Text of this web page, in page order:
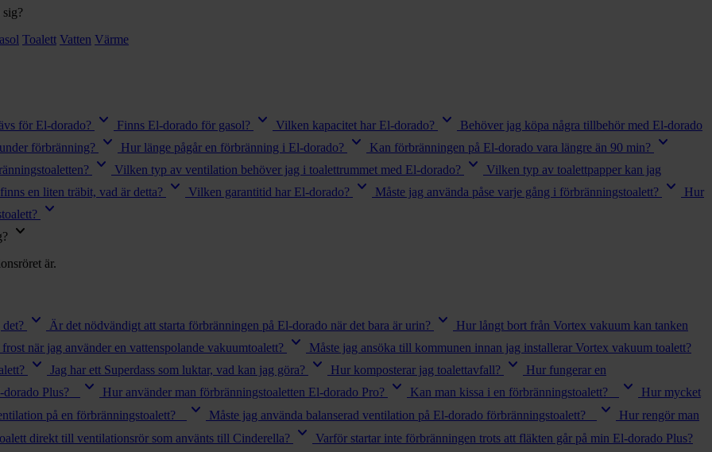
Toalett Vatten Värme
för El-dorado? keyboard_arrow_down Finns El-dorado för gasol? keyboard_arrow_down Vilken kapacitet har El-dorado? keyboard_arrow_down
Behöver jag köpa några tillbehör med El-dorado
förbränning? keyboard_arrow_down Hur länge pågår en förbränning i El-dorado? keyboard_arrow_down Kan förbränningen på El-dorado vara längre än 90 min? keyboard_arrow_down
keyboard_arrow_down Vilken typ av ventilation behöver jag i toalettrummet med El-dorado? keyboard_arrow_down
Vilken typ av toalettpapper kan jag
en liten träbit, vad är detta? keyboard_arrow_down Vilken garantitid har El-dorado? keyboard_arrow_down Måste jag använda påse varje gång i förbränningstoalett? keyboard_arrow_down
Hur
keyboard_arrow_down
keyboard_arrow_down
är.
keyboard_arrow_down Är det nödvändigt att starta förbränningen på El-dorado när det bara är urin? keyboard_arrow_down
Hur långt bort från Vortex vakuum kan tanken
när jag använder en vattenspolande vakuumtoalett? keyboard_arrow_down Måste jag ansöka till kommunen innan jag installerar Vortex vakuum toalett?
keyboard_arrow_down Jag har ett Superdass som luktar, vad kan jag göra? keyboard_arrow_down Hur komposterar jag toalettavfall? keyboard_arrow_down
Hur fungerar en
dorado Plus? keyboard_arrow_down Hur använder man förbränningstoaletten El-dorado Pro? keyboard_arrow_down Kan man kissa i en förbränningstoalett? keyboard_arrow_down
Hur mycket
på en förbränningstoalett? keyboard_arrow_down Måste jag använda balanserad ventilation på El-dorado förbränningstoalett? keyboard_arrow_down
Hur rengör man
direkt till ventilationsrör som använts till Cinderella? keyboard_arrow_down Varför startar inte förbränningen trots att fläkten går på min El-dorado Plus?